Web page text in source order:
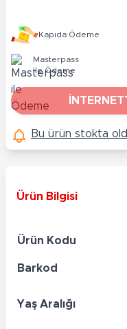
Kapıda Ödeme
Masterpass
ile Ödeme
Bu ürün stokta
Ürün Bilgisi
Ürün Kodu
Barkod
Yaş Aralığı